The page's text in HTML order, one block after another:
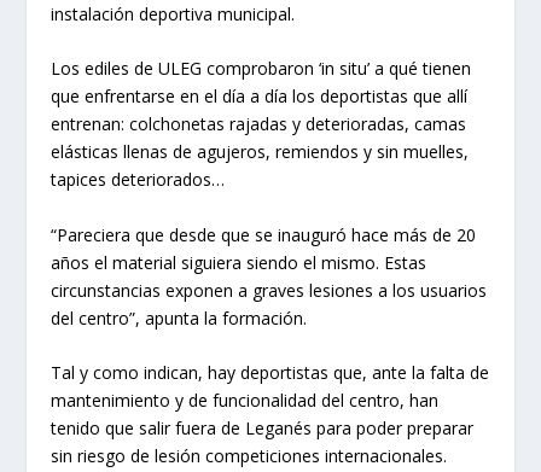
instalación deportiva municipal.
Los ediles de ULEG comprobaron ‘in situ’ a qué tienen
que enfrentarse en el día a día los deportistas que allí
entrenan: colchonetas rajadas y deterioradas, camas
elásticas llenas de agujeros, remiendos y sin muelles,
tapices deteriorados…
“Pareciera que desde que se inauguró hace más de 20
años el material siguiera siendo el mismo. Estas
circunstancias exponen a graves lesiones a los usuarios
del centro”, apunta la formación.
Tal y como indican, hay deportistas que, ante la falta de
mantenimiento y de funcionalidad del centro, han
tenido que salir fuera de Leganés para poder preparar
sin riesgo de lesión competiciones internacionales.